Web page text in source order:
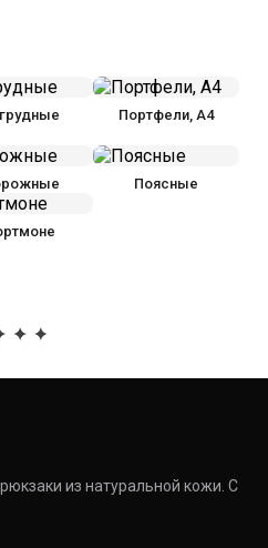
Портфели, А4
Поясные
из натуральной кожи. С